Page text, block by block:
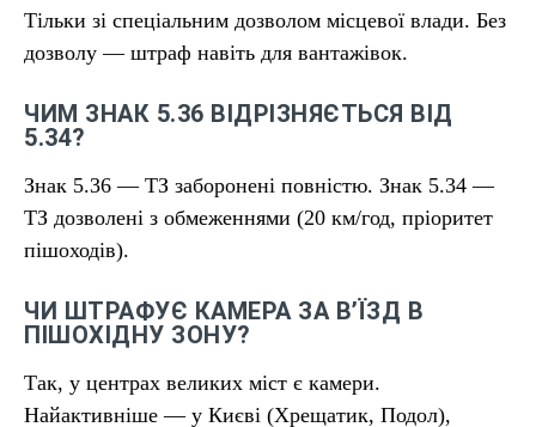
Тільки зі спеціальним дозволом місцевої влади. Без
дозволу — штраф навіть для вантажівок.
ЧИМ ЗНАК 5.36 ВІДРІЗНЯЄТЬСЯ ВІД
5.34?
Знак 5.36 — ТЗ заборонені повністю. Знак 5.34 —
ТЗ дозволені з обмеженнями (20 км/год, пріоритет
пішоходів).
ЧИ ШТРАФУЄ КАМЕРА ЗА В’ЇЗД В
ПІШОХІДНУ ЗОНУ?
Так, у центрах великих міст є камери.
Найактивніше — у Києві (Хрещатик, Подол),